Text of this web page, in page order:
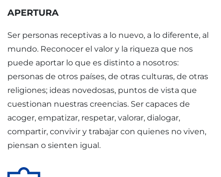
APERTURA
Ser personas receptivas a lo nuevo, a lo diferente, al
mundo. Reconocer el valor y la riqueza que nos
puede aportar lo que es distinto a nosotros:
personas de otros países, de otras culturas, de otras
religiones; ideas novedosas, puntos de vista que
cuestionan nuestras creencias. Ser capaces de
acoger, empatizar, respetar, valorar, dialogar,
compartir, convivir y trabajar con quienes no viven,
piensan o sienten igual.